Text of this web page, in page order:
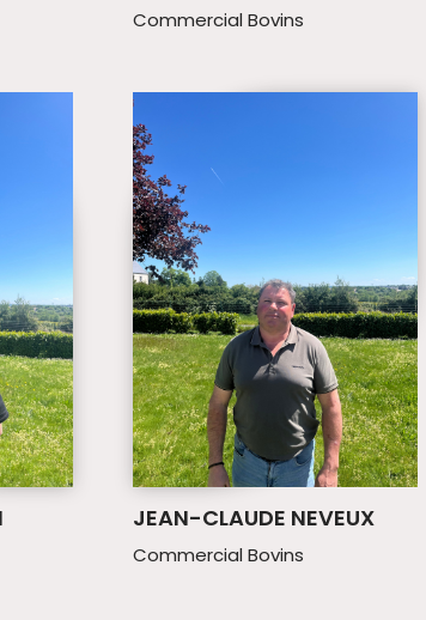
Commercial Bovins
JEAN-CLAUDE NEVEUX
Commercial Bovins